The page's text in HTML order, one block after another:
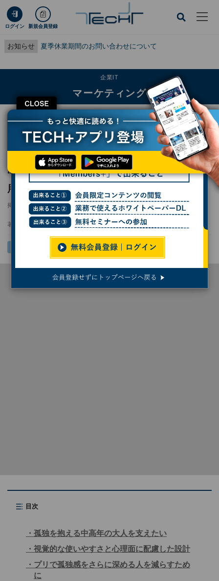
ログイン 新規会員登録
お知らせ 夏季休業期間のお問い合わせについて
CLOSE
企業IT
マーケティング
TECH+ 企業IT
マーケティング
“父の孤独”から生まれた、50代以上の大人専用マッチングサービスの挑戦
“父の孤独”から生まれた、50代以上の大人専
用マッチングサービスの挑戦
掲載日 2024/12/26 09:57
著者： プレスラボ・池田園子
目次
孤独を抱える中高年の大人を支えたい
視覚的な使いやすさと心理面に配慮した設計
プリで孤独感をさらに深める人を減らすため
に